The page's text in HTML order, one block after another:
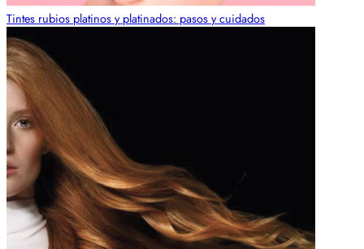
Tintes rubios platinos y platinados: pasos y cuidados